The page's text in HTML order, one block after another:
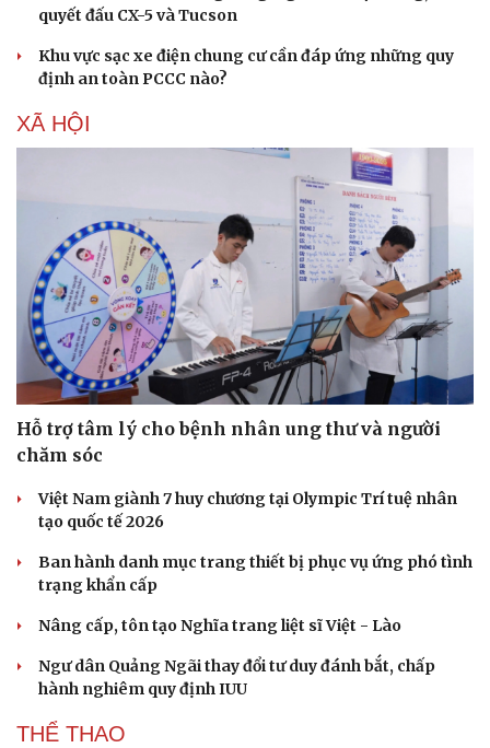
quyết đấu CX-5 và Tucson
Khu vực sạc xe điện chung cư cần đáp ứng những quy
định an toàn PCCC nào?
XÃ HỘI
Hỗ trợ tâm lý cho bệnh nhân ung thư và người
chăm sóc
Việt Nam giành 7 huy chương tại Olympic Trí tuệ nhân
tạo quốc tế 2026
Ban hành danh mục trang thiết bị phục vụ ứng phó tình
trạng khẩn cấp
Nâng cấp, tôn tạo Nghĩa trang liệt sĩ Việt - Lào
Ngư dân Quảng Ngãi thay đổi tư duy đánh bắt, chấp
hành nghiêm quy định IUU
THỂ THAO